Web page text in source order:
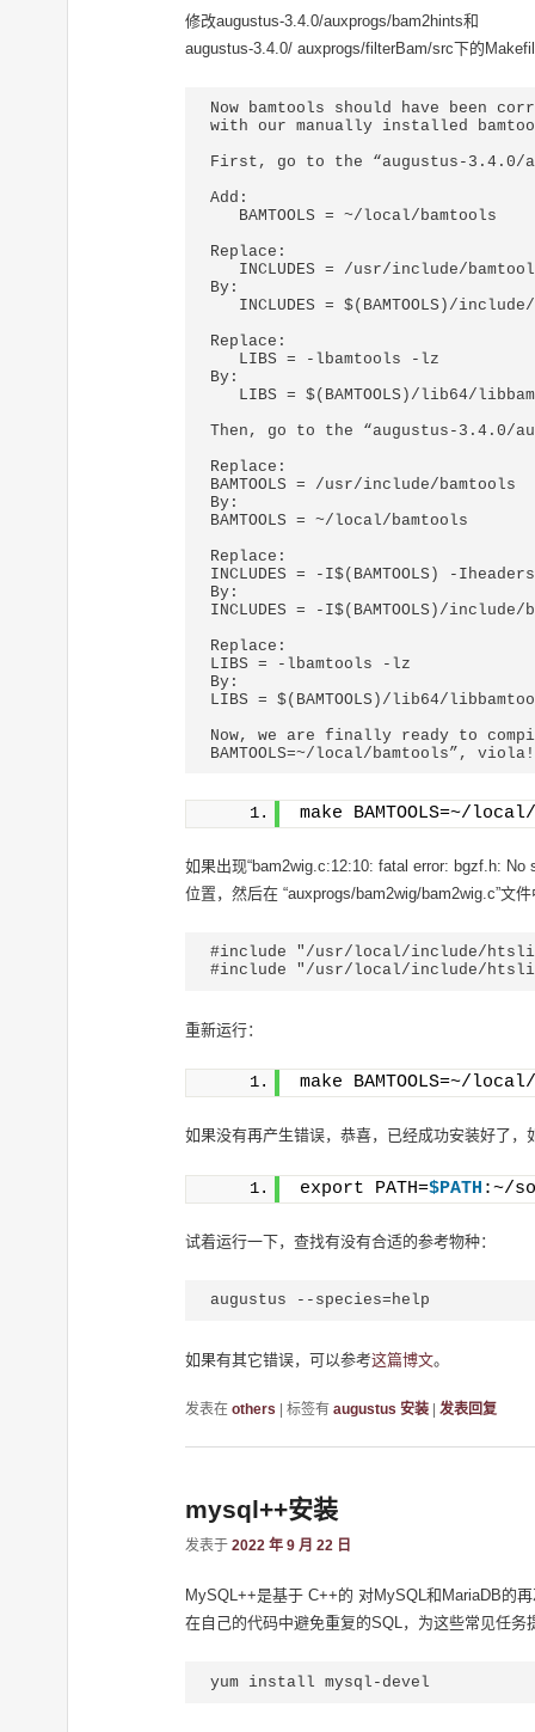
修改augustus-3.4.0/auxprogs/bam2hints和
augustus-3.4.0/ auxprogs/filterBam/src下的
Now bamtools should have been
with our manually installed
First, go to the “augustus-3.4.0/
Add:
Replace:
By:
Replace:
By:
Then, go to the “augustus-3.4.0/
Replace:
BAMTOOLS = /usr/include/bamtools
By:
BAMTOOLS = ~/local/bamtools
Replace:
INCLUDES = -I$(BAMTOOLS) -
By:
INCLUDES = -I$(BAMTOOLS)/
Replace:
LIBS = -lbamtools -lz
By:
LIBS = $(BAMTOOLS)/lib64/
Now, we are finally ready to
BAMTOOLS=~/local/bamtools”, viola!
make BAMTOOLS=~/
如果出现“bam2wig.c:12:10: fatal error: bgzf.h: No
位置，然后在 “auxprogs/bam2wig/bam2wig.c”文
#include "/usr/local/include/
#include "/usr/local/include/
重新运行：
make BAMTOOLS=~/
如果没有再产生错误，恭喜，已经成功安装好了
export PATH=$PATH :~/
试着运行一下，查找有没有合适的参考物种：
augustus --species=help
如果有其它错误，可以参考这篇博文。
发表在 others 标签有 augustus 安装 发表回复
mysql++安装
发表于 2022 年 9 月 22 日
MySQL++是基于 C++的 对MySQL和MariaDB的
在自己的代码中避免重复的SQL，为这些常见任
yum install mysql-devel